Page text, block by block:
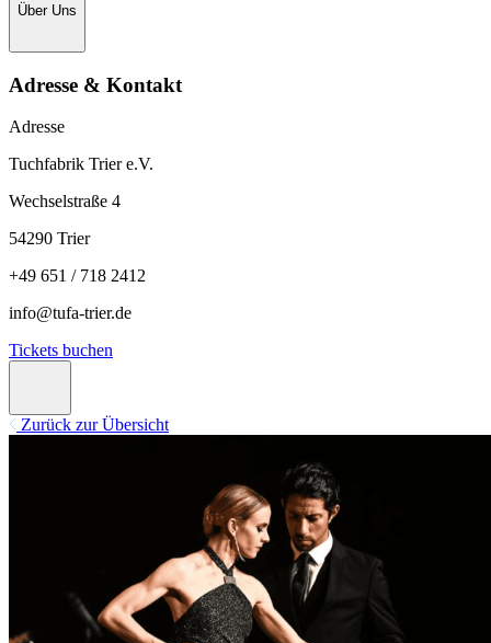
Über Uns
Adresse & Kontakt
Adresse
Tuchfabrik Trier e.V.
Wechselstraße 4
54290 Trier
+49 651 / 718 2412
info@tufa-trier.de
Tickets buchen
Zurück zur Übersicht